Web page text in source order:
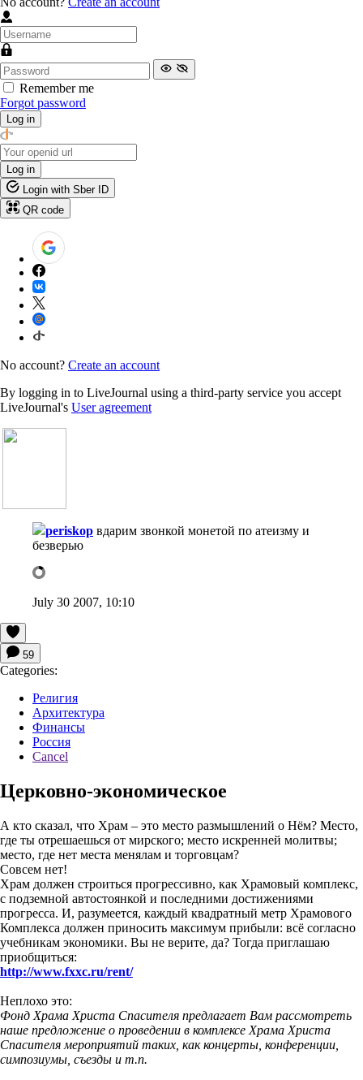
Remember me
Forgot password
Log in
Log in
Login with Sber ID
QR code
No account? Create an account
By logging in to LiveJournal using a third-party service you accept
LiveJournal's User agreement
periskop вдарим звонкой монетой по атеизму и
безверью
July 30 2007, 10:10
59
Categories:
Религия
Архитектура
Финансы
Россия
Cancel
Церковно-экономическое
А кто сказал, что Храм – это место размышлений о Нём? Место,
где ты отрешаешься от мирского; место искренней молитвы;
место, где нет места менялам и торговцам?
Совсем нет!
Храм должен строиться прогрессивно, как Храмовый комплекс,
с подземной автостоянкой и последними достижениями
прогресса. И, разумеется, каждый квадратный метр Храмового
Комплекса должен приносить максимум прибыли: всё согласно
учебникам экономики. Вы не верите, да? Тогда приглашаю
приобщиться:
http://www.fxxc.ru/rent/
Неплохо это:
Фонд Храма Христа Спасителя предлагает Вам рассмотреть
наше предложение о проведении в комплексе Храма Христа
Спасителя мероприятий таких, как концерты, конференции,
симпозиумы, съезды и т.п.